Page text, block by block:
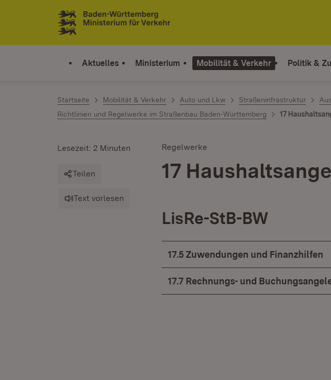
Zum Inhalt springen
Link zur Startseite
Aktuelles Ministerium Mobilität & Verkehr Politik &
Startseite Mobilität & Verkehr Auto und Lkw Straßeninfrastruktur
Richtlinien und Regelwerke im Straßenbau Baden-Württemberg
17
Regelwerke
17
Lesezeit: 2 Minuten
Teilen
Text vorlesen
LisRe-StB-BW
17.5 Zuwendungen und Finanzhilfen
17.7 Rechnungs- und